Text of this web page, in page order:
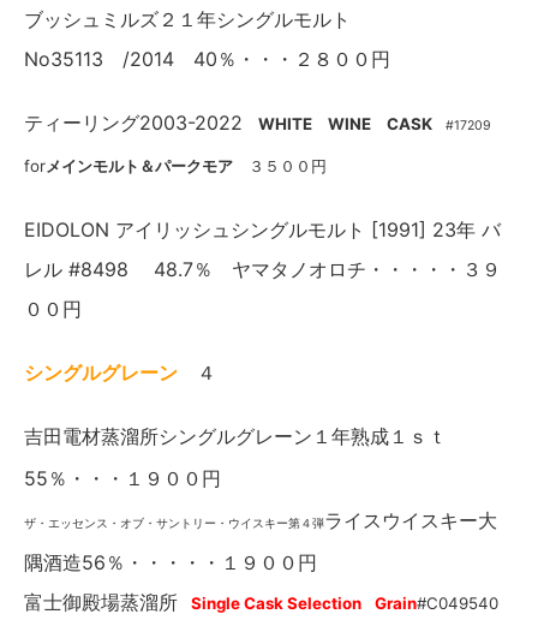
ブッシュミルズ２１年シングルモルト
No35113 /2014 40％・・・２８００円
ティーリング2003-2022 WHITE WINE CASK #17209
forメインモルト＆パークモア ３５００円
EIDOLON アイリッシュシングルモルト [1991] 23年 バ
レル #8498 48.7％ ヤマタノオロチ・・・・・３９
００円
シングルグレーン ４
吉田電材蒸溜所シングルグレーン１年熟成１ｓｔ
55％・・・１９００円
ザ・エッセンス・オブ・サントリー・ウイスキー第４弾ライスウイスキー大
隅酒造56％・・・・・１９００円
富士御殿場蒸溜所
Single Cask Selection Grain#C049540